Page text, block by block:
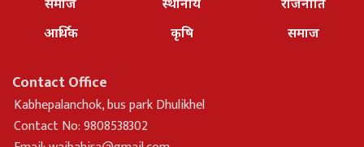
आर्थिक
कृषि
समाज
Contact Office
Kabhepalanchok, bus park Dhulikhel
Contact No: 9808538302